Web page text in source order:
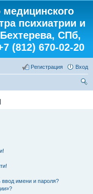
психиатрии и
СПб,
(812) 670-02-20
Вход
Регистрация
ввод имени и пароля?